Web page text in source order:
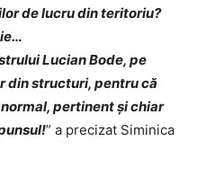
de lucru din teritoriu?
Lucian Bode, pe
din structuri, pentru că
pertinent și chiar
” a precizat Siminica